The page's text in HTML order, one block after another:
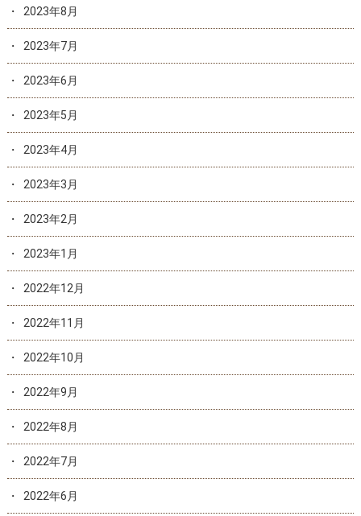
2023年8月
2023年7月
2023年6月
2023年5月
2023年4月
2023年3月
2023年2月
2023年1月
2022年12月
2022年11月
2022年10月
2022年9月
2022年8月
2022年7月
2022年6月